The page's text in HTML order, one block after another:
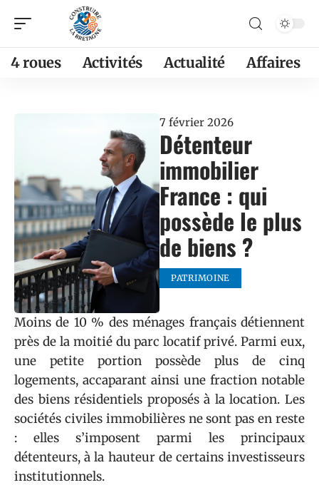
4 roues Activités Actualité Affaires
7 février 2026
Détenteur
immobilier
France : qui
possède le plus
de biens ?
PATRIMOINE
Moins de 10 % des ménages français détiennent
près de la moitié du parc locatif privé. Parmi eux,
une petite portion possède plus de cinq
logements, accaparant ainsi une fraction notable
des biens résidentiels proposés à la location. Les
sociétés civiles immobilières ne sont pas en reste
: elles s’imposent parmi les principaux
détenteurs, à la hauteur de certains investisseurs
institutionnels.